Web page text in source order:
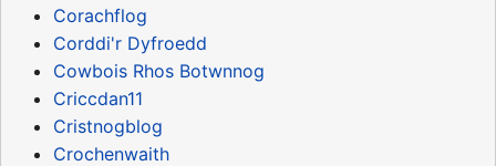
Corachflog
Corddi'r Dyfroedd
Cowbois Rhos Botwnnog
Criccdan11
Cristnogblog
Crochenwaith